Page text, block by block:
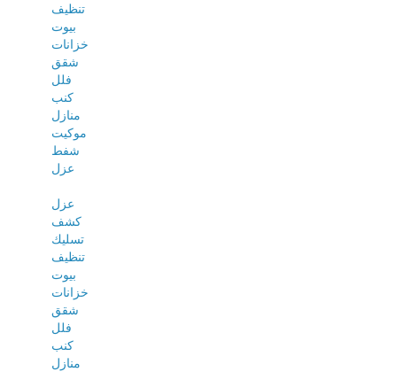
تنظيف
بيوت
خزانات
شقق
فلل
كنب
منازل
موكيت
شفط
عزل
عزل
كشف
تسليك
تنظيف
بيوت
خزانات
شقق
فلل
كنب
منازل